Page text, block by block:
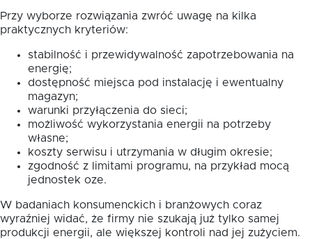
Przy wyborze rozwiązania zwróć uwagę na kilka
praktycznych kryteriów:
stabilność i przewidywalność zapotrzebowania na
energię;
dostępność miejsca pod instalację i ewentualny
magazyn;
warunki przyłączenia do sieci;
możliwość wykorzystania energii na potrzeby
własne;
koszty serwisu i utrzymania w długim okresie;
zgodność z limitami programu, na przykład mocą
jednostek oze.
W badaniach konsumenckich i branżowych coraz
wyraźniej widać, że firmy nie szukają już tylko samej
produkcji energii, ale większej kontroli nad jej zużyciem.